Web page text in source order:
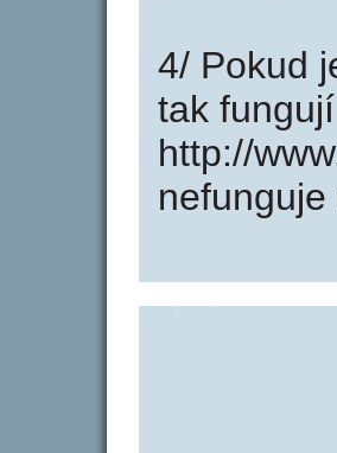
4/ Pokud
tak
http://